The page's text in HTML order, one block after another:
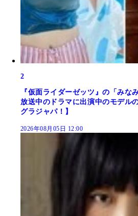
2
『仮面ライダーゼッツ』の「み
放送中のドラマに出演中のモデル
グラジャパ！】
2026年08月05日 12:00